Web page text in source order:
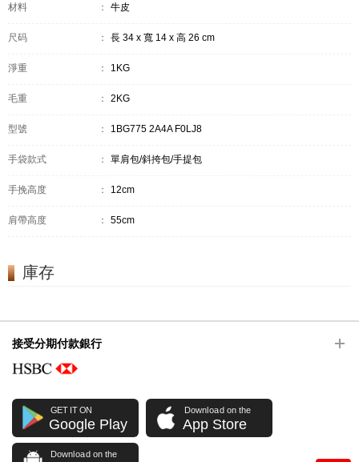
材料 ： 牛皮
尺码 ： 長 34 x 寬 14 x 高 26 cm
淨重 ： 1KG
毛重 ： 2KG
型號 ： 1BG775 2A4A F0LJ8
手袋款式 ： 單肩包/斜挎包/手提包
手挽高度 ： 12cm
肩帶高度 ： 55cm
庫存
接受分期付款銀行
GET IT ON
Google Play
Download on the
App Store
Download on the